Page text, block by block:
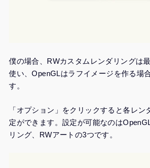
僕の場合、RWカスタムレンダリングは
使い、OpenGLはラフイメージを作る場
す。
「オプション」をクリックすると各レ
定ができます。設定が可能なのは
リング、RWアートの3つです。